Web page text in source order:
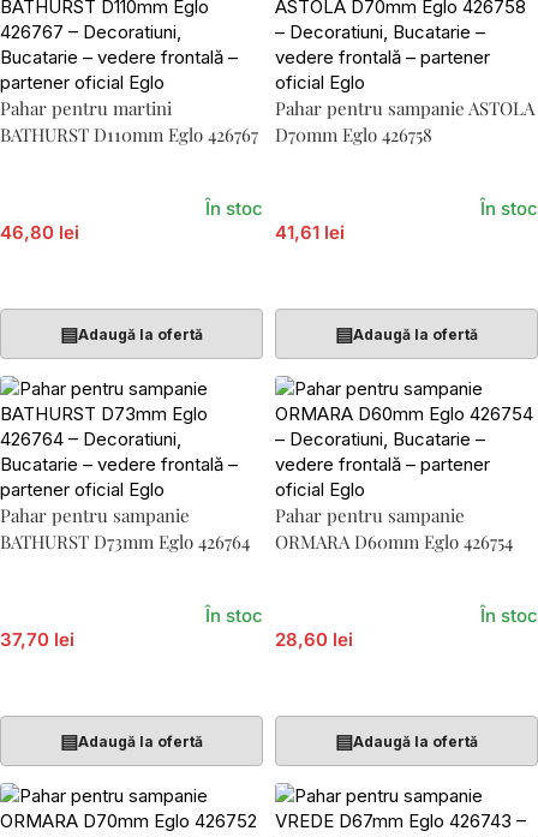
Pahar pentru martini
BATHURST D110mm Eglo 426767
46,80 lei
În stoc
▤Adaugă la ofertă
Pahar pentru sampanie ASTOLA
D70mm Eglo 426758
41,61 lei
În stoc
▤Adaugă la ofertă
Pahar pentru sampanie
BATHURST D73mm Eglo 426764
37,70 lei
În stoc
▤Adaugă la ofertă
Pahar pentru sampanie
ORMARA D60mm Eglo 426754
28,60 lei
În stoc
▤Adaugă la ofertă